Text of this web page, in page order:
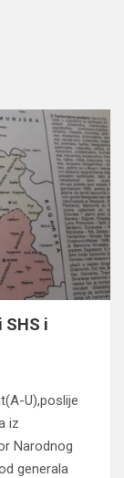
SHS i
U),poslije
iz
Narodnog
generala